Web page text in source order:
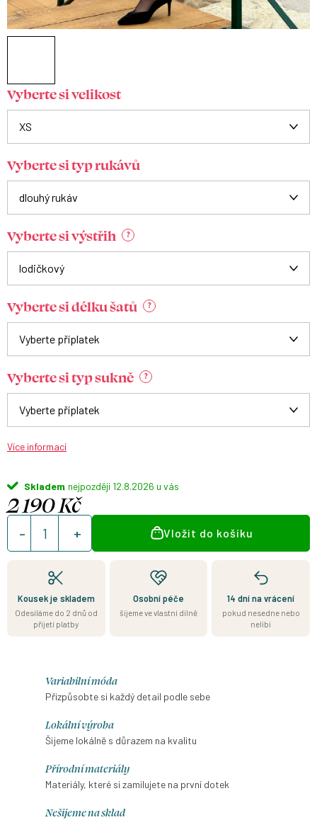
Vyberte si velikost
Vyberte si typ rukávů
Vyberte si výstřih ?
Vyberte si délku šatů ?
Vyberte si typ sukně ?
Více informací
Skladem 12.8.2026
2 190 Kč
Měrná
cena:
Vložit do košíku
Kousek je skladem
Odesíláme do 2 dnů od
přijetí platby
Osobní péče
šijeme ve vlastní dílně
14 dní na vrácení
pokud nesedne nebo
nelíbí
Variabilní móda
Přizpůsobte si každý detail podle sebe
Lokální výroba
Šijeme lokálně s důrazem na kvalitu
Přírodní materiály
Materiály, které si zamilujete na první dotek
Nešijeme na sklad